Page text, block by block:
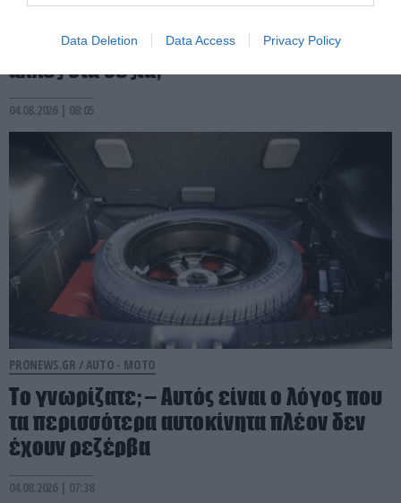
Data Deletion Data Access Privacy Policy
άνθρωποι οδηγούν στα αριστερά ενώ σε
άλλες στα δεξιά;
04.08.2026 | 08:05
PRONEWS.GR /AUTO - MOTO
Το γνωρίζατε; – Aυτός είναι ο λόγος που
τα περισσότερα αυτοκίνητα πλέον δεν
έχουν ρεζέρβα
04.08.2026 | 07:38